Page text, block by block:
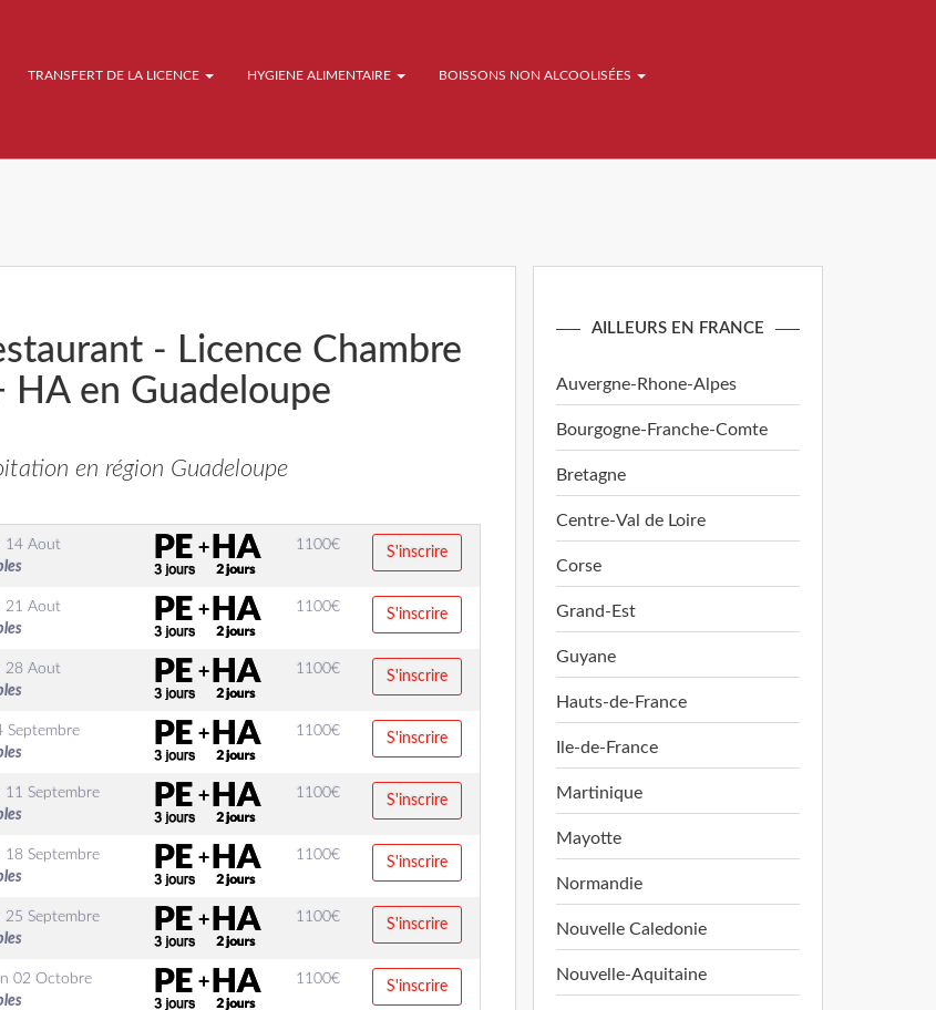
TRANSFERT DE LA LICENCE HYGIENE ALIMENTAIRE BOISSONS NON ALCOOLISÉES
- Licence Chambre
HA en Guadeloupe
en région Guadeloupe
14 Aout
1100€ S'inscrire
21 Aout
1100€ S'inscrire
28 Aout
1100€ S'inscrire
Septembre
1100€ S'inscrire
11 Septembre
1100€ S'inscrire
18 Septembre
1100€ S'inscrire
25 Septembre
1100€ S'inscrire
02 Octobre
1100€ S'inscrire
AILLEURS EN FRANCE
Auvergne-Rhone-Alpes
Bourgogne-Franche-Comte
Bretagne
Centre-Val de Loire
Corse
Grand-Est
Guyane
Hauts-de-France
Ile-de-France
Martinique
Mayotte
Normandie
Nouvelle Caledonie
Nouvelle-Aquitaine